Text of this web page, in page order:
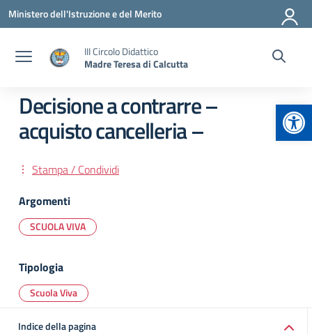
Vai ai contenuti
Vai al menu di navigazione
Vai al footer
Ministero dell'Istruzione e del Merito
III Circolo Didattico
Madre Teresa di Calcutta
Decisione a contrarre –
acquisto cancelleria –
Stampa / Condividi
Argomenti
SCUOLA VIVA
Tipologia
Scuola Viva
Indice della pagina